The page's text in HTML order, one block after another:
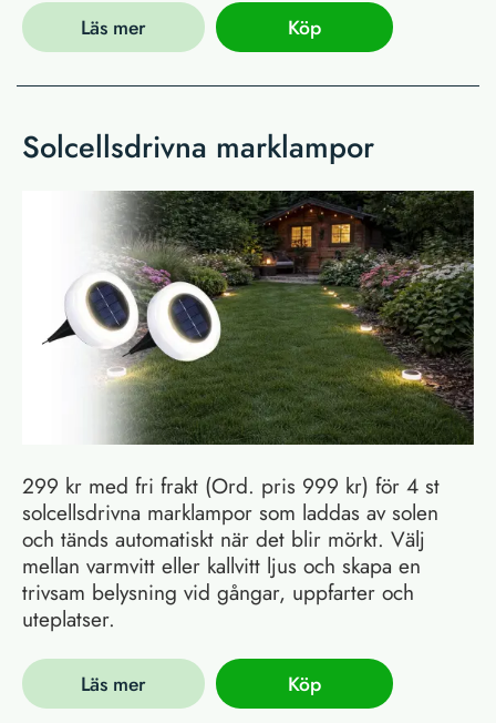
Läs mer Köp
Solcellsdrivna marklampor
299 kr med fri frakt (Ord. pris 999 kr) för 4 st
solcellsdrivna marklampor som laddas av solen
och tänds automatiskt när det blir mörkt. Välj
mellan varmvitt eller kallvitt ljus och skapa en
trivsam belysning vid gångar, uppfarter och
uteplatser.
Läs mer Köp